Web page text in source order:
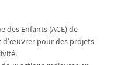
des Enfants (ACE) de
d’œuvrer pour des projets